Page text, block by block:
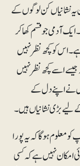
یہ نشانیاں کن لوگوں کے
آدمی جو قسم کھا کر
ہے۔ اس کو کچھ نظر نہیں
اسے کچھ نظر نہیں
نے اپنے دل کے
بڑی نشانیاں ہیں۔
معلوم ہوگا کہ یہ پورا
امکان نہیں ہے کہ کسی